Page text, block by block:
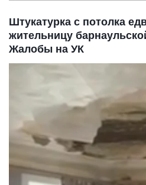
Штукатурка с потолка
жительницу
Жалобы на УК